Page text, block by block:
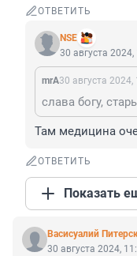
ОТВЕТИТЬ
NSE
30 августа 2024,
mrA30 августа 2024,
слава богу,
Там медицина
ОТВЕТИТЬ
Показать
Васисуалий
30 августа 2024,